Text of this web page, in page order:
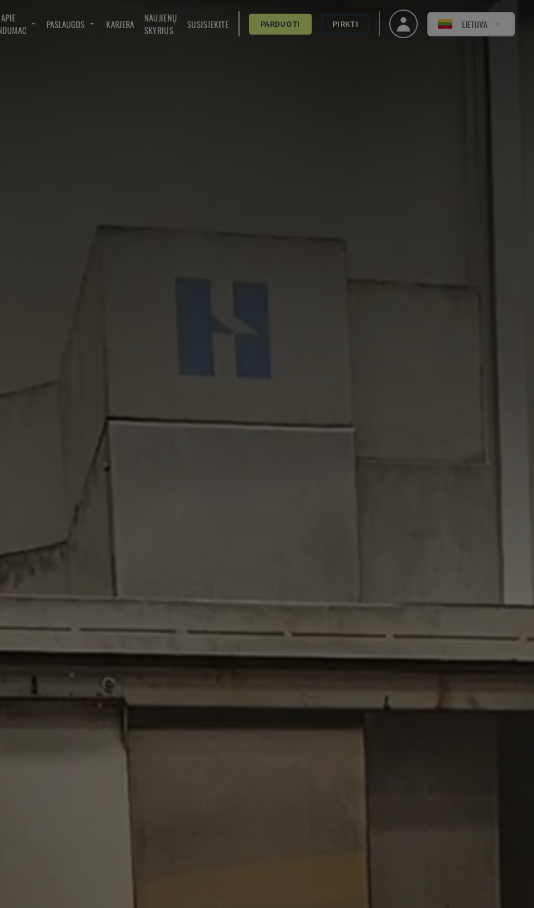
APIE
PASLAUGOS KARJERA
NAUJIENŲ
SKYRIUS
SUSISIEKITE PARDUOTI PIRKTI LIETUVA